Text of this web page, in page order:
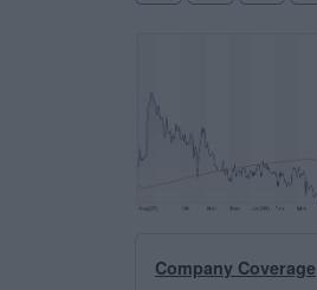
Company Coverage